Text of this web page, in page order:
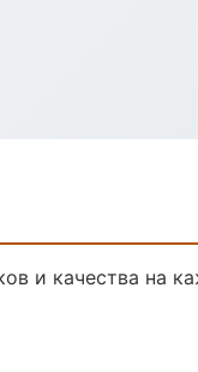
и качества на